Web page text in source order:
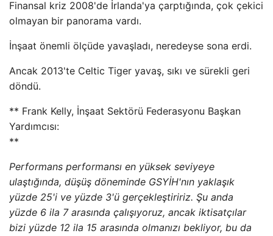
Finansal kriz 2008'de İrlanda'ya çarptığında, çok çekici
olmayan bir panorama vardı.
İnşaat önemli ölçüde yavaşladı, neredeyse sona erdi.
Ancak 2013'te Celtic Tiger yavaş, sıkı ve sürekli geri
döndü.
** Frank Kelly, İnşaat Sektörü Federasyonu Başkan
Yardımcısı:
**
Performans performansı en yüksek seviyeye
ulaştığında, düşüş döneminde GSYİH'nın yaklaşık
yüzde 25'i ve yüzde 3'ü gerçekleştiririz. Şu anda
yüzde 6 ila 7 arasında çalışıyoruz, ancak iktisatçılar
bizi yüzde 12 ila 15 arasında olmanızı bekliyor, bu da